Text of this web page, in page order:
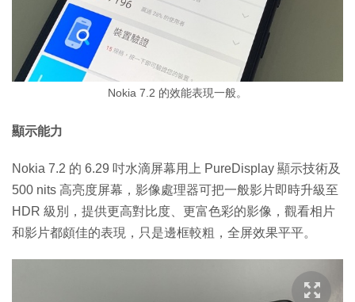
Nokia 7.2 的效能表現一般。
顯示能力
Nokia 7.2 的 6.29 吋水滴屏幕用上 PureDisplay 顯示技術及
500 nits 高亮度屏幕，影像處理器可把一般影片即時升級至
HDR 級別，提供更高對比度、更富色彩的影像，觀看相片
和影片都頗佳的表現，只是邊框較粗，全屏效果平平。